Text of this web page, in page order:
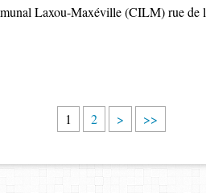
Laxou-Maxéville (CILM) rue de
1 2 > >>